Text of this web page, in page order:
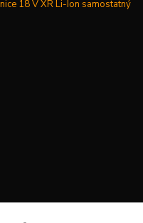
18 V XR Li-Ion samostatný